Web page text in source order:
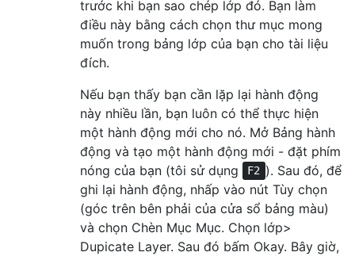
trước khi bạn sao chép lớp đó. Bạn làm
điều này bằng cách chọn thư mục mong
muốn trong bảng lớp của bạn cho tài liệu
đích.
Nếu bạn thấy bạn cần lặp lại hành động
này nhiều lần, bạn luôn có thể thực hiện
một hành động mới cho nó. Mở Bảng hành
động và tạo một hành động mới - đặt phím
nóng của bạn (tôi sử dụng
F2 ). Sau đó, để
ghi lại hành động, nhấp vào nút Tùy chọn
(góc trên bên phải của cửa sổ bảng màu)
và chọn Chèn Mục Mục. Chọn lớp>
Dupicate Layer. Sau đó bấm Okay. Bây giờ,